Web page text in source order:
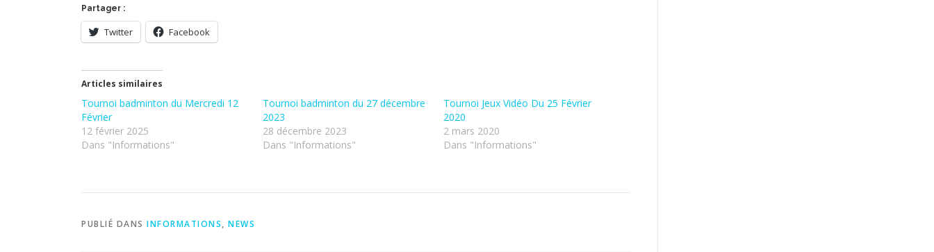
Partager :
Twitter Facebook
Articles similaires
Tournoi badminton du Mercredi 12
Février
12 février 2025
Dans "Informations"
Tournoi badminton du 27 décembre
2023
28 décembre 2023
Dans "Informations"
Tournoi Jeux Vidéo Du 25 Février
2020
2 mars 2020
Dans "Informations"
PUBLIÉ DANS INFORMATIONS, NEWS